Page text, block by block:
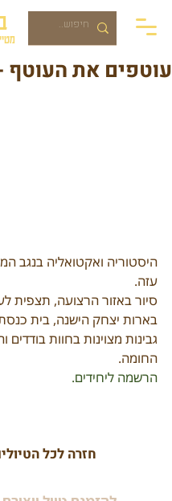
עוטפים את העוטף - 5-3-
היסטוריה ואקטואליה בנגב
עזה.
סיור באזור הרצועה, תצפית
בארות יצחק הישנה, בית
גבינות מצוינות בחוות בודדים ו
החומה.
הרשמה ליחידים.
חזרה לכל